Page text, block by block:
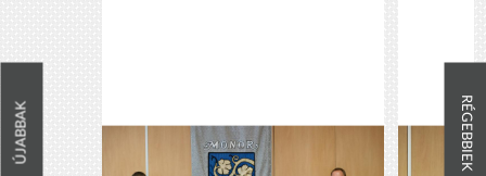
ÚJABBAK RÉGEBBIEK